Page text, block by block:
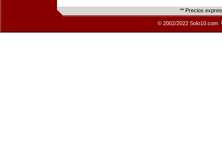
** Precios
© 2002/2022 Solo10.com